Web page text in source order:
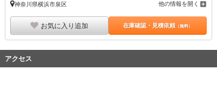
神奈川県横浜市泉区 他の情報を開く
お気に入り追加 在庫確認・見積依頼（無料）
アクセス